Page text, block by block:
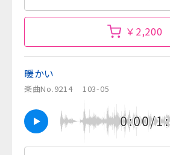
￥2,200
暖かい
楽曲No.9214 103-05
0:00/